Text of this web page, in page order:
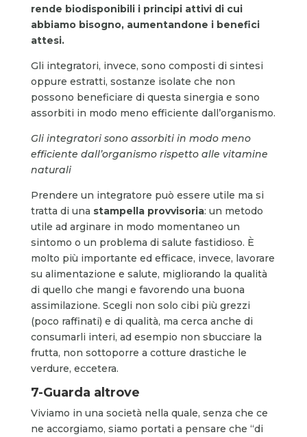
rende biodisponibili i principi attivi di cui
abbiamo bisogno, aumentandone i benefici
attesi.
Gli integratori, invece, sono composti di sintesi
oppure estratti, sostanze isolate che non
possono beneficiare di questa sinergia e sono
assorbiti in modo meno efficiente dall’organismo.
Gli integratori sono assorbiti in modo meno
efficiente dall’organismo rispetto alle vitamine
naturali
Prendere un integratore può essere utile ma si
tratta di una stampella provvisoria: un metodo
utile ad arginare in modo momentaneo un
sintomo o un problema di salute fastidioso. È
molto più importante ed efficace, invece, lavorare
su alimentazione e salute, migliorando la qualità
di quello che mangi e favorendo una buona
assimilazione. Scegli non solo cibi più grezzi
(poco raffinati) e di qualità, ma cerca anche di
consumarli interi, ad esempio non sbucciare la
frutta, non sottoporre a cotture drastiche le
verdure, eccetera.
7-Guarda altrove
Viviamo in una società nella quale, senza che ce
ne accorgiamo, siamo portati a pensare che “di